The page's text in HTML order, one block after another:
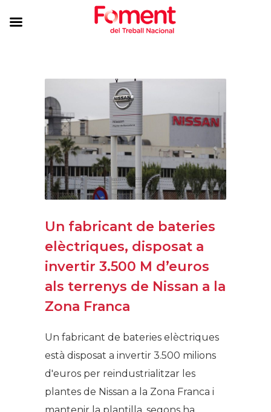
Un fabricant de bateries
elèctriques, disposat a
invertir 3.500 M d’euros
als terrenys de Nissan a la
Zona Franca
Un fabricant de bateries elèctriques
està disposat a invertir 3.500 milions
d'euros per reindustrialitzar les
plantes de Nissan a la Zona Franca i